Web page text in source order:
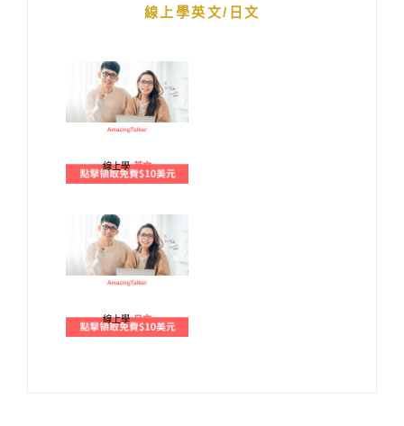
線上學英文/日文
線上學英文
線上學日文